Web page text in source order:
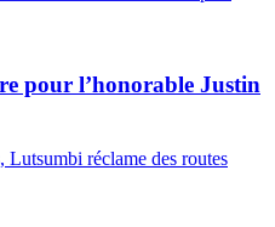
pour l’honorable Justin